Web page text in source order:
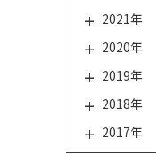
2021年
2020年
2019年
2018年
2017年